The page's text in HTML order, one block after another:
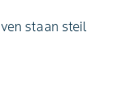
staan steil